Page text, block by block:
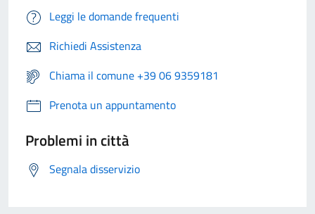
Leggi le domande frequenti
Richiedi Assistenza
Chiama il comune +39 06 9359181
Prenota un appuntamento
Problemi in città
Segnala disservizio